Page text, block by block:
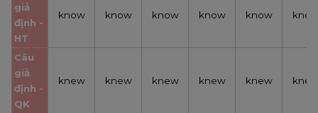
giả
định -
HT
know know know know know
Câu
giả
định -
QK
knew knew knew knew knew